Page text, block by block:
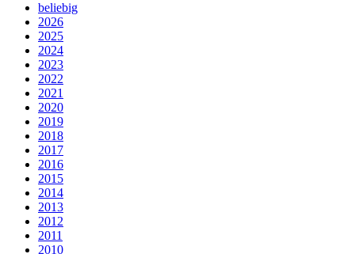
beliebig
2026
2025
2024
2023
2022
2021
2020
2019
2018
2017
2016
2015
2014
2013
2012
2011
2010